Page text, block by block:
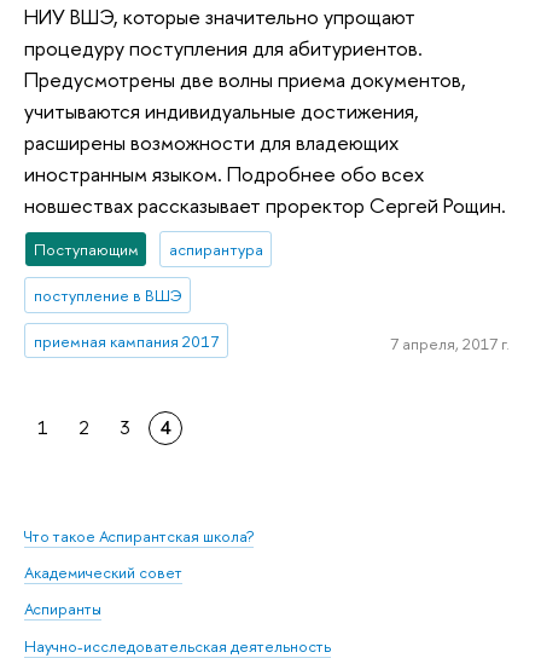
Что такое Аспирантская школа?
Академический совет
Аспиранты
Научно-исследовательская деятельность
НИУ ВШЭ, которые значительно упрощают
процедуру поступления для абитуриентов.
Предусмотрены две волны приема документов,
учитываются индивидуальные достижения,
расширены возможности для владеющих
иностранным языком. Подробнее обо всех
новшествах рассказывает проректор Сергей Рощин.
Поступающим аспирантура
поступление в ВШЭ
приемная кампания 2017 7 апреля, 2017 г.
1 2 3 4